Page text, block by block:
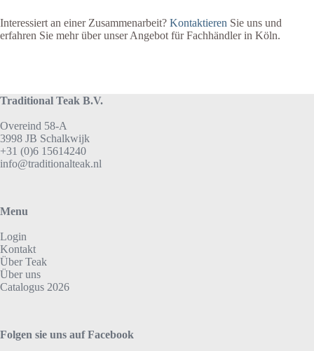
Interessiert an einer Zusammenarbeit? Kontaktieren Sie uns und
erfahren Sie mehr über unser Angebot für Fachhändler in Köln.
Traditional Teak B.V.
Overeind 58-A
3998 JB Schalkwijk
+31 (0)6 15614240
info@traditionalteak.nl
Menu
Login
Kontakt
Über Teak
Über uns
Catalogus 2026
Folgen sie uns auf Facebook